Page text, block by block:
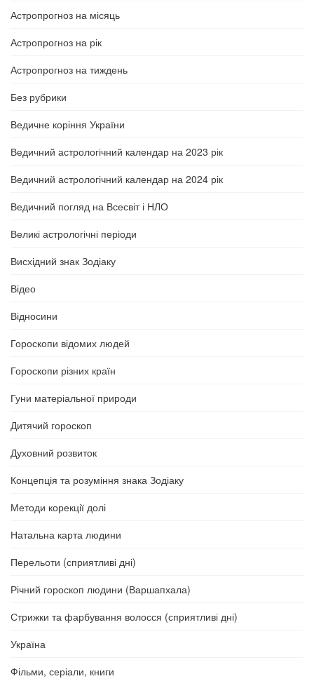
Астропрогноз на місяць
Астропрогноз на рік
Астропрогноз на тиждень
Без рубрики
Ведичне коріння України
Ведичний астрологічний календар на 2023 рік
Ведичний астрологічний календар на 2024 рік
Ведичний погляд на Всесвіт і НЛО
Великі астрологічні періоди
Висхідний знак Зодіаку
Відео
Відносини
Гороскопи відомих людей
Гороскопи різних країн
Гуни матеріальної природи
Дитячий гороскоп
Духовний розвиток
Концепція та розуміння знака Зодіаку
Методи корекції долі
Натальна карта людини
Перельоти (сприятливі дні)
Річний гороскоп людини (Варшапхала)
Стрижки та фарбування волосся (сприятливі дні)
Україна
Фільми, серіали, книги